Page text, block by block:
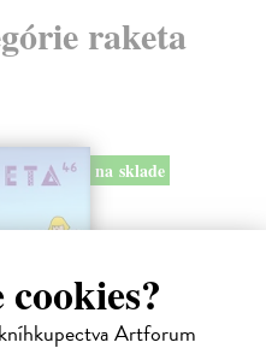
Artforum
raketa
na sklade